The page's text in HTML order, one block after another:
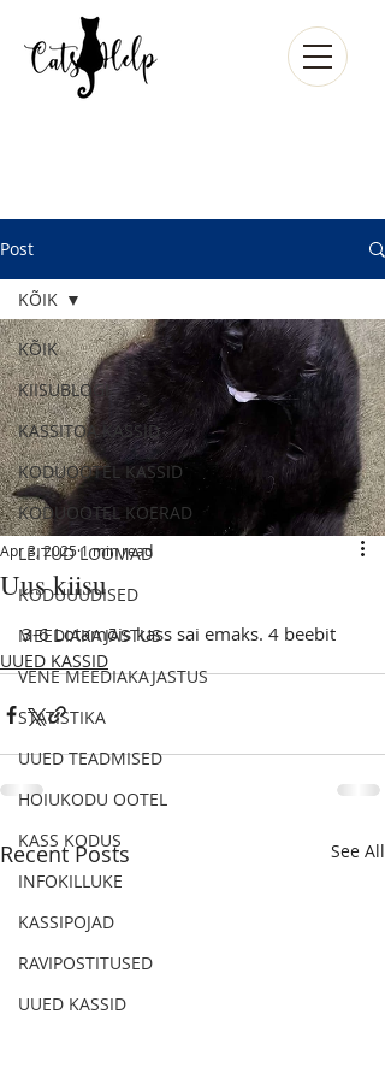
Post
KÕIK
KIISUBLOGI
KASSITOA KASSID
KODUOOTEL KASSID
KODUOOTEL KOERAD
LEITUD LOOMAD
KODUUUDISED
MEEDIAKAJASTUS
VENE MEEDIAKAJASTUS
STATISTIKA
UUED TEADMISED
HOIUKODU OOTEL
KASS KODUS
INFOKILLUKE
KASSIPOJAD
RAVIPOSTITUSED
UUED KASSID
KÕIK
Uus kiisu
Apr 3, 20251 min read
3-6 Lotamõis kass sai emaks. 4 beebit
UUED KASSID
Recent Posts See All